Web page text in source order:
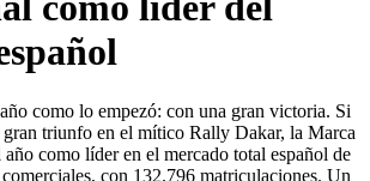
como lo empezó: con una gran victoria. Si
triunfo en el mítico Rally Dakar, la Marca
como líder en el mercado total español de
con 132.796 matriculaciones. Un